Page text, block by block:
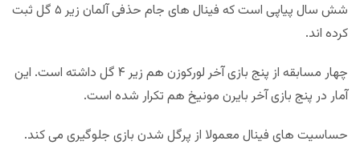
شش سال پیاپی است که فینال های جام حذفی آلمان زیر ۵ گل ثبت
کرده اند.
چهار مسابقه از پنج بازی آخر لورکوزن هم زیر ۴ گل داشته است. این
آمار در پنج بازی آخر بایرن مونیخ هم تکرار شده است.
حساسیت های فینال معمولا از پرگل شدن بازی جلوگیری می کند.